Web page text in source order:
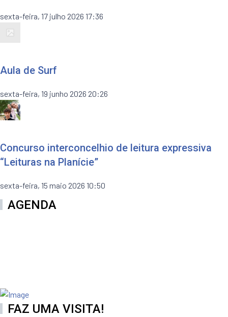
sexta-feira, 17 julho 2026 17:36
Aula de Surf
sexta-feira, 19 junho 2026 20:26
Concurso interconcelhio de leitura expressiva
“Leituras na Planície”
sexta-feira, 15 maio 2026 10:50
AGENDA
FAZ UMA VISITA!